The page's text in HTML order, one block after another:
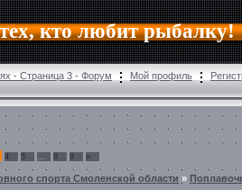
кто любит рыбалку!
- Страница 3 - Форум Мой профиль
4 5 … 8 9 »
спорта Смоленской области »